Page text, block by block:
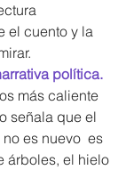
el cuento y la
política.
más caliente
señala que el
es nuevo  es
árboles, el hielo